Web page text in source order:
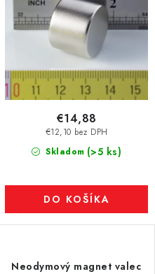
Skladom (>5 ks)
€12,10 bez DPH
€14,88
DO KOŠÍKA
Neodymový magnet valec